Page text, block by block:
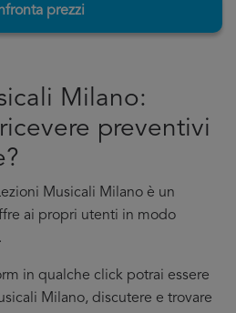
prezzi
Milano:
preventivi
Musicali Milano è un
ai propri utenti in modo
in qualche click potrai essere
Milano, discutere e trovare